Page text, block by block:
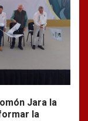
Jara la
la